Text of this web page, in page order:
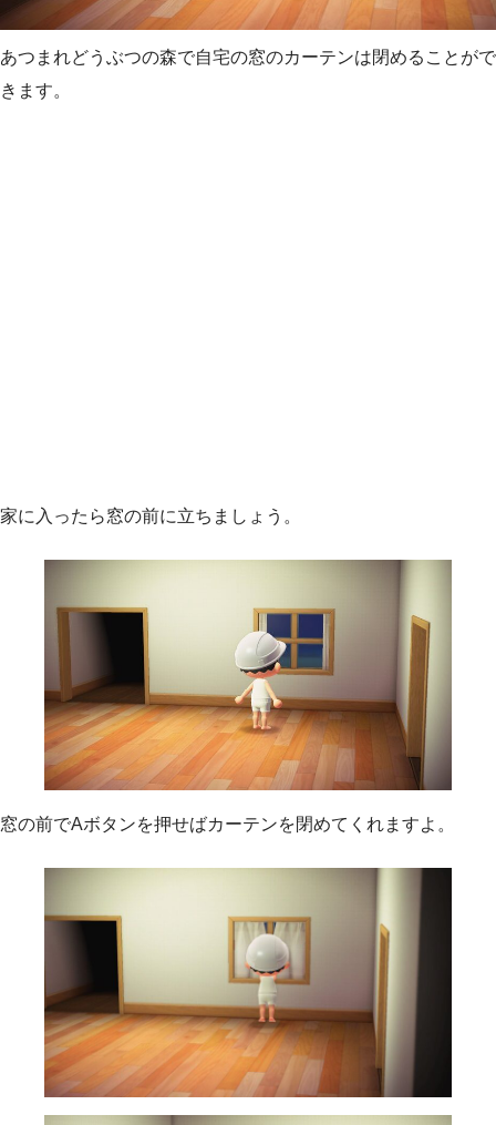
あつまれどうぶつの森で自宅の窓のカーテンは閉めることがで
きます。
家に入ったら窓の前に立ちましょう。
窓の前でAボタンを押せばカーテンを閉めてくれますよ。